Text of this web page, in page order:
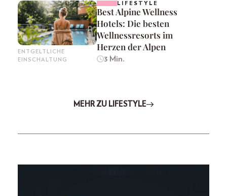
ENTGELTLICHE
EINSCHALTUNG
LIFESTYLE
Best Alpine Wellness
Hotels: Die besten
Wellnessresorts im
Herzen der Alpen
3 Min.
MEHR ZU LIFESTYLE